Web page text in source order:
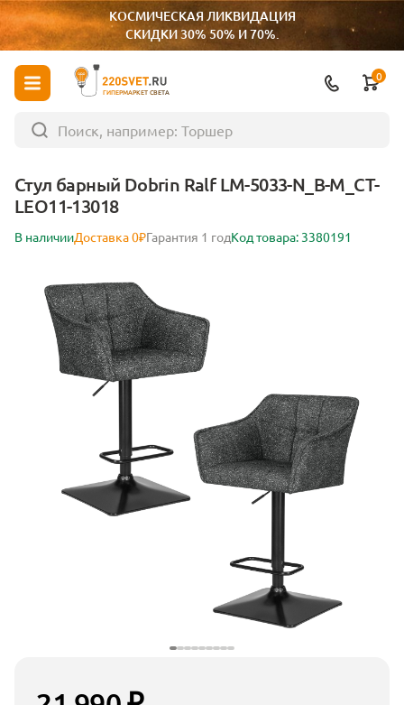
КОСМИЧЕСКАЯ ЛИКВИДАЦИЯ
СКИДКИ 30% 50% И 70%.
ГИПЕРМАРКЕТ СВЕТА
0
Стул барный Dobrin Ralf LM-5033-N_B-M_CT-
LEO11-13018
В наличииДоставка 0₽Гарантия 1 годКод товара: 3380191